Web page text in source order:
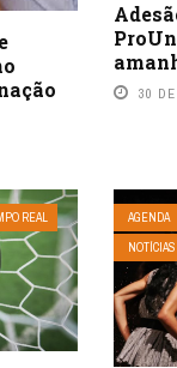
30
REAL AGENDA
NOTÍCIAS